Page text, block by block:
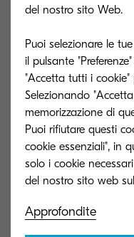
Ricerca Avanzata
del nostro sito Web.
Puoi selezionare le
il pulsante
"Accetta tutti i
Selezionando
memorizzazione di
Puoi rifiutare questi
cookie essenziali", in
solo i cookie
Approfondite